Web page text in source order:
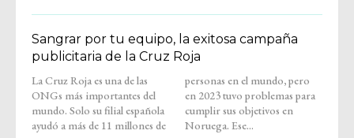
Sangrar por tu equipo, la exitosa campaña
publicitaria de la Cruz Roja
La Cruz Roja es una de las
ONGs más importantes del
mundo. Solo su filial española
ayudó a más de 11 millones de
personas en el mundo, pero
en 2023 tuvo problemas para
cumplir sus objetivos en
Noruega. Ese...